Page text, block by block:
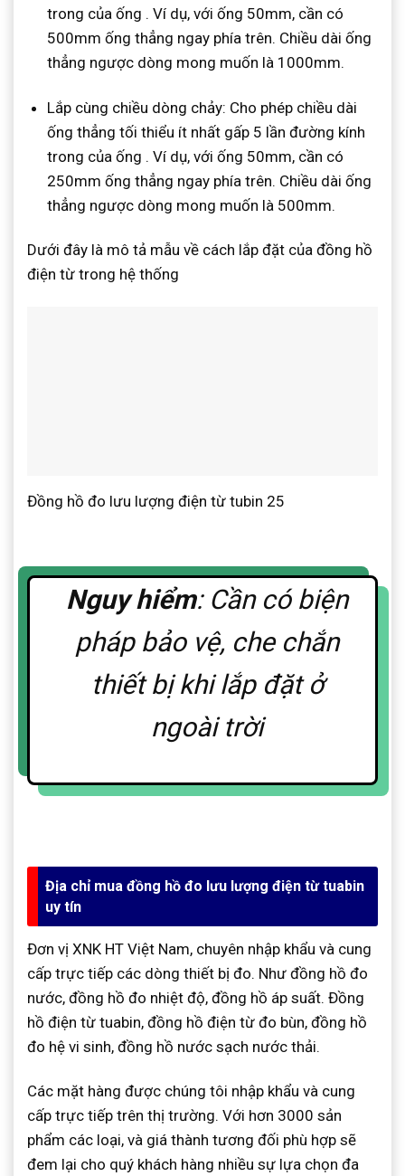
trong của ống . Ví dụ, với ống 50mm, cần có
500mm ống thẳng ngay phía trên. Chiều dài ống
thẳng ngược dòng mong muốn là 1000mm.
Lắp cùng chiều dòng chảy: Cho phép chiều dài
ống thẳng tối thiểu ít nhất gấp 5 lần đường kính
trong của ống . Ví dụ, với ống 50mm, cần có
250mm ống thẳng ngay phía trên. Chiều dài ống
thẳng ngược dòng mong muốn là 500mm.
Dưới đây là mô tả mẫu về cách lắp đặt của đồng hồ
điện từ trong hệ thống
Đồng hồ đo lưu lượng điện từ tubin 25
Nguy hiểm: Cần có biện
pháp bảo vệ, che chắn
thiết bị khi lắp đặt ở
ngoài trời
Địa chỉ mua đồng hồ đo lưu lượng điện từ tuabin
uy tín
Đơn vị XNK HT Việt Nam, chuyên nhập khẩu và cung
cấp trực tiếp các dòng thiết bị đo. Như đồng hồ đo
nước, đồng hồ đo nhiệt độ, đồng hồ áp suất. Đồng
hồ điện từ tuabin, đồng hồ điện từ đo bùn, đồng hồ
đo hệ vi sinh, đồng hồ nước sạch nước thải.
Các mặt hàng được chúng tôi nhập khẩu và cung
cấp trực tiếp trên thị trường. Với hơn 3000 sản
phẩm các loại, và giá thành tương đối phù hợp sẽ
đem lại cho quý khách hàng nhiều sự lựa chọn đa